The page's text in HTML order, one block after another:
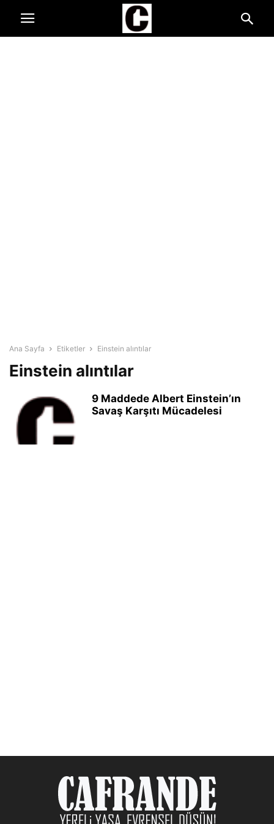
Ana Sayfa Etiketler Einstein alıntılar
Einstein alıntılar
9 Maddede Albert Einstein’ın
Savaş Karşıtı Mücadelesi